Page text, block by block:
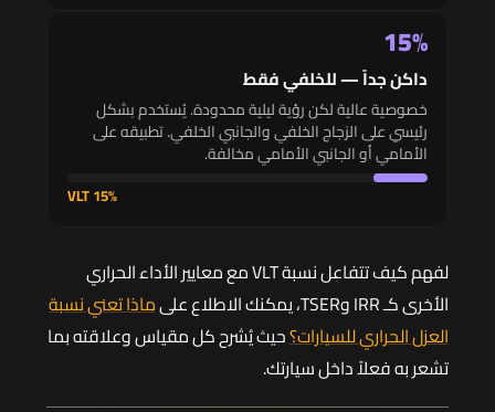
15%
داكن جداً — للخلفي فقط
خصوصية عالية لكن رؤية ليلية محدودة. يُستخدم بشكل
رئيسي على الزجاج الخلفي والجانبي الخلفي. تطبيقه على
الأمامي أو الجانبي الأمامي مخالفة.
15% VLT
لفهم كيف تتفاعل نسبة VLT مع معايير الأداء الحراري
الأخرى كـ IRR وTSER، يمكنك الاطلاع على
ماذا تعني نسبة
العزل الحراري للسيارات؟حيث يُشرح كل مقياس وعلاقته بما
تشعر به فعلاً داخل سيارتك.